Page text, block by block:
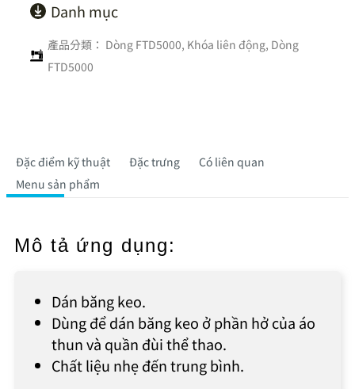
Danh mục
產品分類： Dòng FTD5000, Khóa liên động, Dòng
FTD5000
Đặc điểm kỹ thuật Đặc trưng
Có liên quan
Menu sản phẩm
Mô tả ứng dụng:
Dán băng keo.
Dùng để dán băng keo ở phần hở của áo
thun và quần đùi thể thao.
Chất liệu nhẹ đến trung bình.